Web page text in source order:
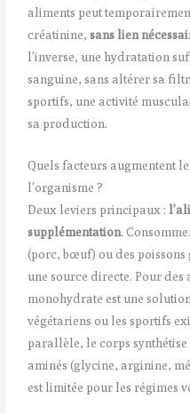
aliments peut
créatinine,sans lien
l’inverse, une hydratation
sanguine, sans altérer sa
sportifs, une activité
sa production.
Quels facteurs augmentent
l’organisme ?
Deux leviers principaux :
supplémentation.
(porc, bœuf) ou des
une source directe. Pour
monohydrate est une
végétariens ou les sportifs
parallèle, le corps synthétise
aminés (glycine, arginine,
est limitée pour les régimes